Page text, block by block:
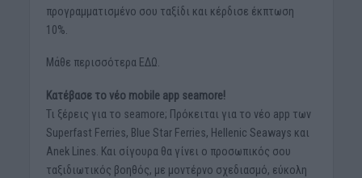
προγραμματισμένο σου ταξίδι και κέρδισε έκπτωση
10%.
Μάθε περισσότερα ΕΔΩ.
Κατέβασε το νέο mobile app seamore!
Τι ξέρεις για το seamore; Πρόκειται για το νέο app των
Superfast Ferries, Βlue Star Ferries, Hellenic Seaways και
Anek Lines. Και σίγουρα θα γίνει ο προσωπικός σου
ταξιδιωτικός βοηθός, με μοντέρνο σχεδιασμό, εύκολη